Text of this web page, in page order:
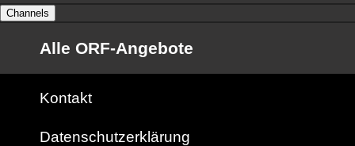
Channels
Alle ORF-Angebote
Kontakt
Datenschutzerklärung